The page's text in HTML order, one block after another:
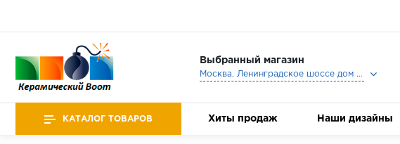
Выбранный магазин
Москва, Ленинградское шоссе дом 25, Торговый Центр Family Room, 2-ой этаж, Магазин Керамический Бум.
КАТАЛОГ ТОВАРОВ Хиты продаж Наши дизайны